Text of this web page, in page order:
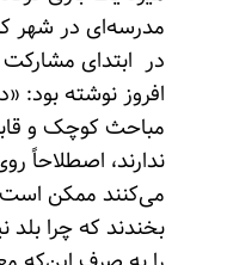
مدرسه‌ای در شهر
در ابتدای
افروز نوشته بود:
مباحث کوچک و
ندارند، اصطلاحاً
می‌کنند ممکن
بخندند که چرا